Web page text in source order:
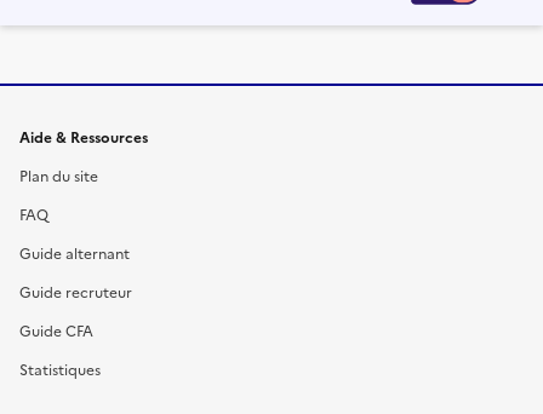
Informations et liens du site
Aide & Ressources
Plan du site
FAQ
Guide alternant
Guide recruteur
Guide CFA
Statistiques